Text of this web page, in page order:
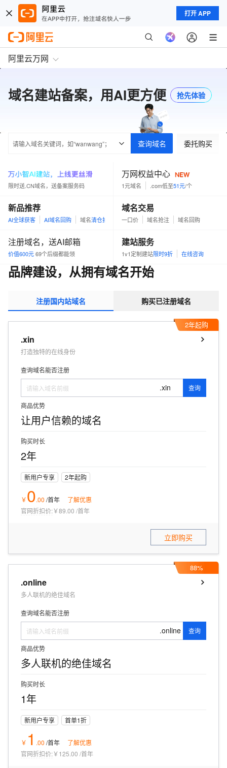
打开 APP
阿里云万网
域名建站备案，用AI更方便 抢先体验
查询域名 委托购买
限时送.CN域名，送备案服务码
万网权益中心
1元域名 .com低至51元/个
新品推荐
AI全球获客 AI域名回购 域名清仓拍
域名交易
一口价 域名抢注 域名回购
注册域名，送AI邮箱
价值600元69个后缀都能领
建站服务
1v1定制建站限时9折 在线咨询
品牌建设，从拥有域名开始
注册国内站域名 购买已注册域名
2年起购
.xin
打造独特的在线身份
查询域名能否注册
.xin 查询
商品优势
让用户信赖的域名
购买时长
2年
新用户专享 2年起购
￥0.00 /首年
了解优惠
官网折扣价:￥89.00 /首年
立即购买
88%
.online
多人联机的绝佳域名
查询域名能否注册
.online 查询
商品优势
多人联机的绝佳域名
购买时长
1年
新用户专享 首单1折
￥ 1 .00 /首年
了解优惠
官网折扣价:￥125.00 /首年